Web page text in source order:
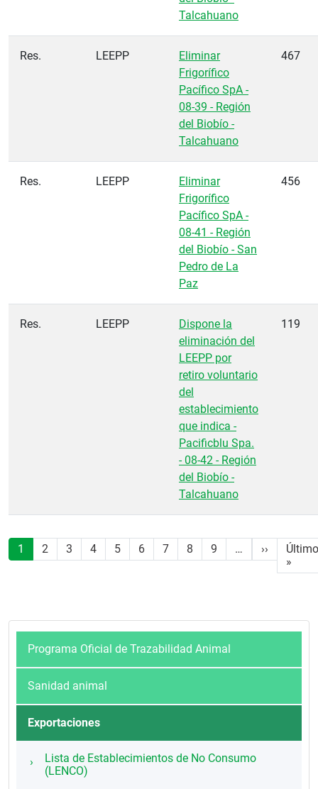
Talcahuano
Res. LEEPP
Eliminar
Frigorífico
Pacífico SpA -
08-39 - Región
del Biobío -
Talcahuano
467
Res. LEEPP
Eliminar
Frigorífico
Pacífico SpA -
08-41 - Región
del Biobío - San
Pedro de La
Paz
456
Res. LEEPP
Dispone la
eliminación del
LEEPP por
retiro voluntario
del
establecimiento
que indica -
Pacificblu Spa.
- 08-42 - Región
del Biobío -
Talcahuano
119
Paginación
1 2 3 4 5 6 7 8 9 … ››
Último
»
Programa Oficial de Trazabilidad Animal
Sanidad animal
Exportaciones
Lista de Establecimientos de No Consumo
(LENCO)